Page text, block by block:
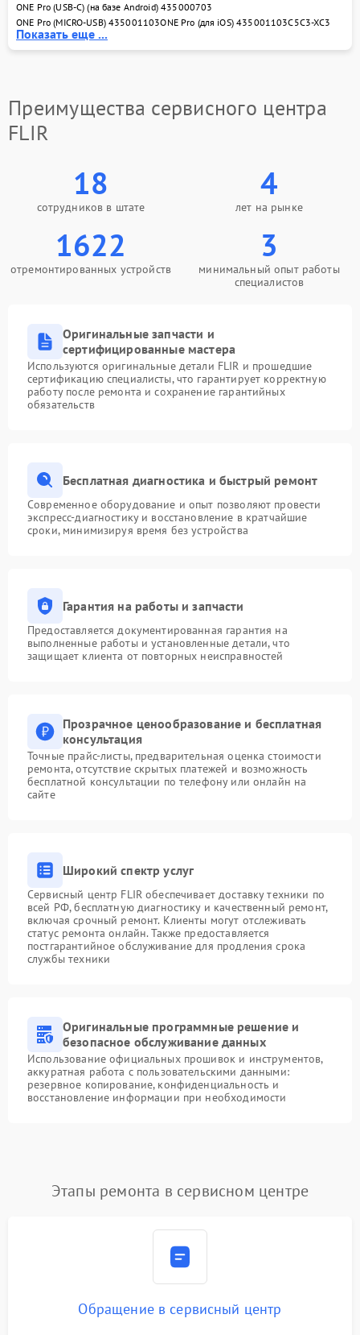
трубки
ONE Pro (USB-C) (на базе Android) 435000703
ONE Pro (MICRO-USB) 435001103ONE Pro (для iOS) 435001103С5С3-ХС3
Показать еще ...
Преимущества сервисного центра
FLIR
18
сотрудников в штате
4
лет на рынке
1622
отремонтированных устройств
3
минимальный опыт работы
специалистов
Оригинальные запчасти и
сертифицированные мастера
Используются оригинальные детали FLIR и прошедшие
сертификацию специалисты, что гарантирует корректную
работу после ремонта и сохранение гарантийных
обязательств
Бесплатная диагностика и быстрый ремонт
Современное оборудование и опыт позволяют провести
экспресс-диагностику и восстановление в кратчайшие
сроки, минимизируя время без устройства
Гарантия на работы и запчасти
Предоставляется документированная гарантия на
выполненные работы и установленные детали, что
защищает клиента от повторных неисправностей
Прозрачное ценообразование и бесплатная
консультация
Точные прайс-листы, предварительная оценка стоимости
ремонта, отсутствие скрытых платежей и возможность
бесплатной консультации по телефону или онлайн на
сайте
Широкий спектр услуг
Сервисный центр FLIR обеспечивает доставку техники по
всей РФ, бесплатную диагностику и качественный ремонт,
включая срочный ремонт. Клиенты могут отслеживать
статус ремонта онлайн. Также предоставляется
постгарантийное обслуживание для продления срока
службы техники
Оригинальные программные решение и
безопасное обслуживание данных
Использование официальных прошивок и инструментов,
аккуратная работа с пользовательскими данными:
резервное копирование, конфиденциальность и
восстановление информации при необходимости
Этапы ремонта в сервисном центре
Обращение в сервисный центр